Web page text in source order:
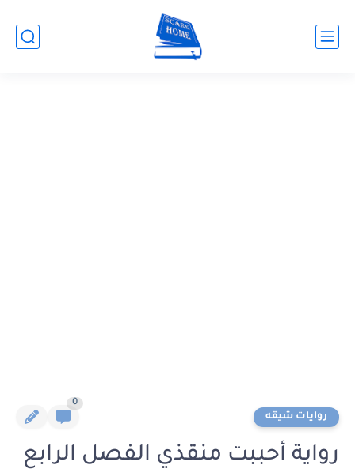
روايات شيقه
0
رواية أحببت منقذي الفصل الرابع